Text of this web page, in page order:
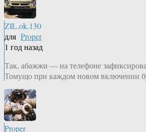
ZIL.ok.130
для Proper
1 год назад
Так, абажжи — на телефоне
Томущо при каждом новом включении
Proper